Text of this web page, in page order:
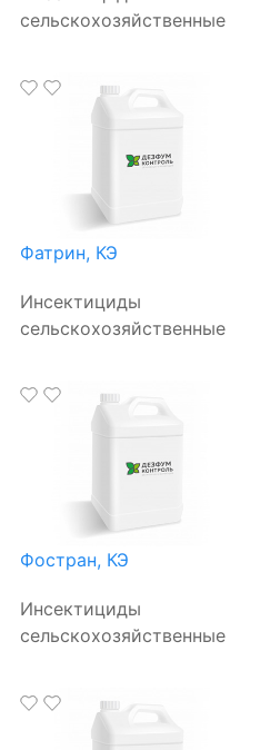
сельскохозяйственные
Фатрин, КЭ
Инсектициды
сельскохозяйственные
Фостран, КЭ
Инсектициды
сельскохозяйственные